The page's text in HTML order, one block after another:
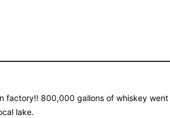
factory!! 800,000 gallons of whiskey went
lake.